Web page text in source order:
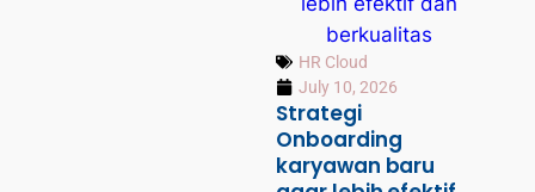
HR Cloud
July 10, 2026
Strategi
Onboarding
karyawan baru